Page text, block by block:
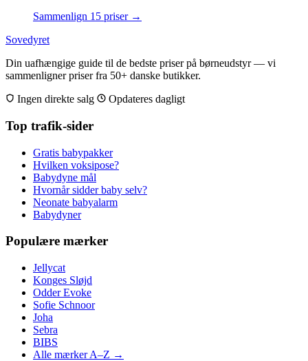
Sammenlign 15 priser →
Sovedyret
Din uafhængige guide til de bedste priser på børneudstyr — vi
sammenligner priser fra 50+ danske butikker.
Ingen direkte salg
Opdateres dagligt
Top trafik-sider
Gratis babypakker
Hvilken voksipose?
Babydyne mål
Hvornår sidder baby selv?
Neonate babyalarm
Babydyner
Populære mærker
Jellycat
Konges Sløjd
Odder Evoke
Sofie Schnoor
Joha
Sebra
BIBS
Alle mærker A–Z →